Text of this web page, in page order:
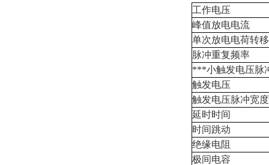
工作电压
峰值放电电流
单次放电电荷转
脉冲重复频率
***小触发电压脉
触发电压
触发电压脉冲宽度
延时时间
时间跳动
绝缘电阻
极间电容